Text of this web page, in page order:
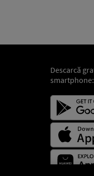
Descarcă
smartphone: